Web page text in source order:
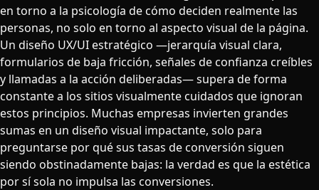
en torno a la psicología de cómo deciden realmente las
personas, no solo en torno al aspecto visual de la página.
Un diseño UX/UI estratégico —jerarquía visual clara,
formularios de baja fricción, señales de confianza creíbles
y llamadas a la acción deliberadas— supera de forma
constante a los sitios visualmente cuidados que ignoran
estos principios. Muchas empresas invierten grandes
sumas en un diseño visual impactante, solo para
preguntarse por qué sus tasas de conversión siguen
siendo obstinadamente bajas: la verdad es que la estética
por sí sola no impulsa las conversiones.